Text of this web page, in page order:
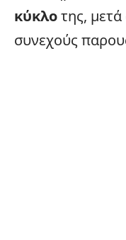
κύκλοτης,
συνεχούς